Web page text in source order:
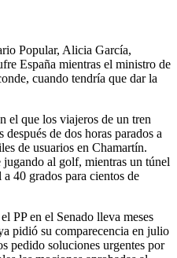
Popular, Alicia García,
España mientras el ministro de
cuando tendría que dar la
el que los viajeros de un tren
de dos horas parados a
de usuarios en Chamartín.
jugando al golf, mientras un túnel
40 grados para cientos de
PP en el Senado lleva meses
pidió su comparecencia en julio
pedido soluciones urgentes por